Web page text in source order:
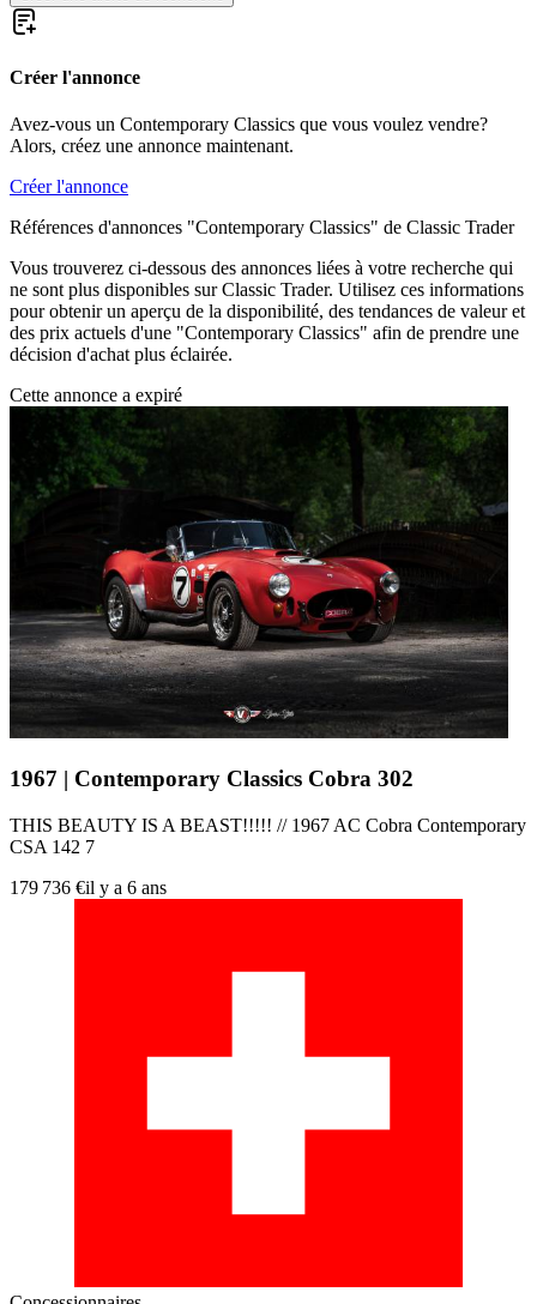
Créer l'annonce
Avez-vous un Contemporary Classics que vous voulez vendre?
Alors, créez une annonce maintenant.
Créer l'annonce
Références d'annonces "Contemporary Classics" de Classic Trader
Vous trouverez ci-dessous des annonces liées à votre recherche qui
ne sont plus disponibles sur Classic Trader. Utilisez ces informations
pour obtenir un aperçu de la disponibilité, des tendances de valeur et
des prix actuels d'une "Contemporary Classics" afin de prendre une
décision d'achat plus éclairée.
Cette annonce a expiré
1967 | Contemporary Classics Cobra 302
THIS BEAUTY IS A BEAST!!!!! // 1967 AC Cobra Contemporary
CSA 142 7
179 736 €il y a 6 ans